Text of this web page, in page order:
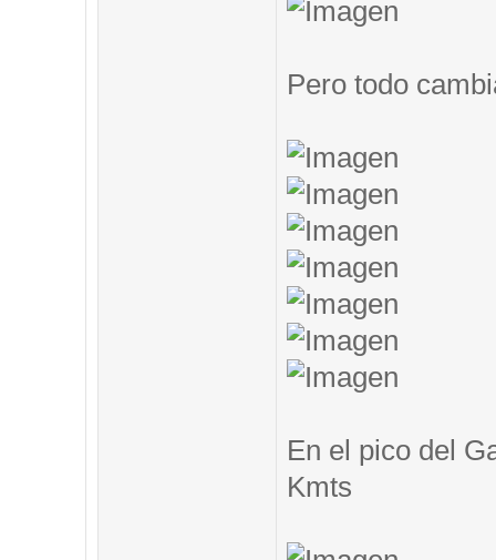
Pero todo
En el pico del
Kmts